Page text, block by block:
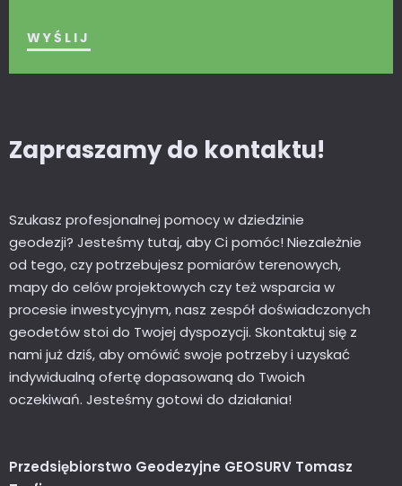
Zapraszamy do kontaktu!
Szukasz profesjonalnej pomocy w dziedzinie
geodezji? Jesteśmy tutaj, aby Ci pomóc! Niezależnie
od tego, czy potrzebujesz pomiarów terenowych,
mapy do celów projektowych czy też wsparcia w
procesie inwestycyjnym, nasz zespół doświadczonych
geodetów stoi do Twojej dyspozycji. Skontaktuj się z
nami już dziś, aby omówić swoje potrzeby i uzyskać
indywidualną ofertę dopasowaną do Twoich
oczekiwań. Jesteśmy gotowi do działania!
Przedsiębiorstwo Geodezyjne GEOSURV Tomasz